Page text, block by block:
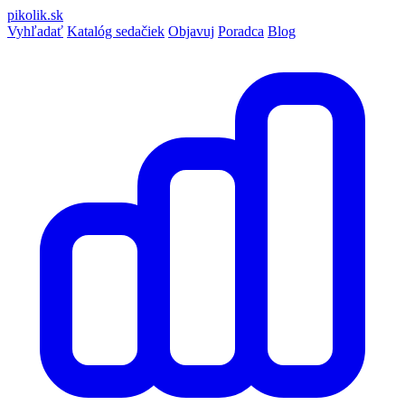
pikolik.sk
Vyhľadať Katalóg sedačiek Objavuj Poradca Blog